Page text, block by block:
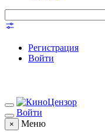
Регистрация
Войти
Войти
× Меню